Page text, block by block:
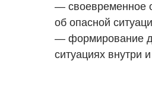
— своевременное
об опасной
— формирование
ситуациях внутри